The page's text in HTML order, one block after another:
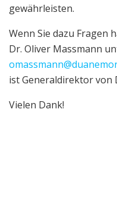
gewährleisten.
Wenn Sie dazu Fragen
Dr. Oliver Massmann
ist Generaldirektor von
Vielen Dank!